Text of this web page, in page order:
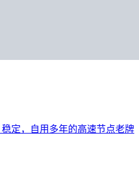
定，自用多年的高速节点老牌